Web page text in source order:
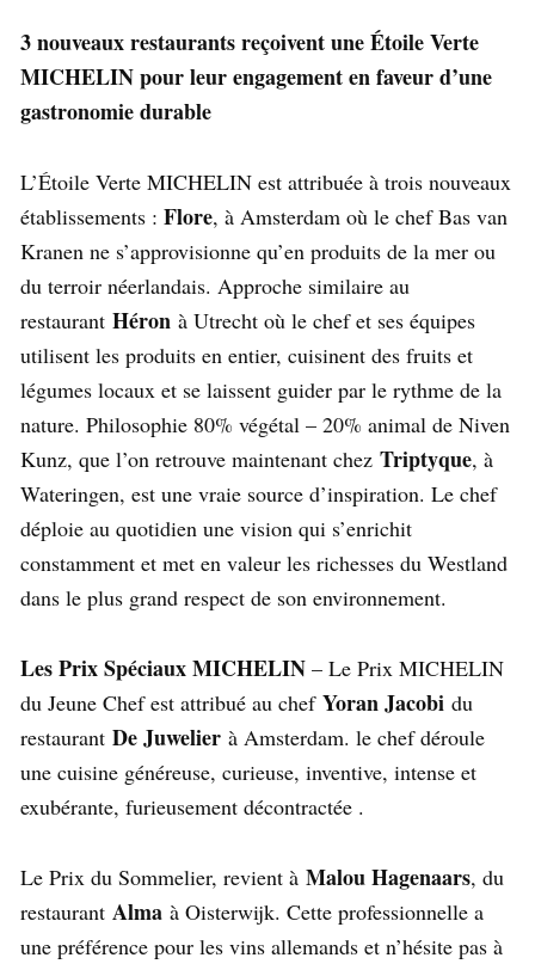
3 nouveaux restaurants reçoivent une Étoile Verte
MICHELIN pour leur engagement en faveur d’une
gastronomie durable
L’Étoile Verte MICHELIN est attribuée à trois nouveaux
établissements : Flore, à Amsterdam où le chef Bas van
Kranen ne s’approvisionne qu’en produits de la mer ou
du terroir néerlandais. Approche similaire au
restaurant Héron à Utrecht où le chef et ses équipes
utilisent les produits en entier, cuisinent des fruits et
légumes locaux et se laissent guider par le rythme de la
nature. Philosophie 80% végétal – 20% animal de Niven
Kunz, que l’on retrouve maintenant chez Triptyque, à
Wateringen, est une vraie source d’inspiration. Le chef
déploie au quotidien une vision qui s’enrichit
constamment et met en valeur les richesses du Westland
dans le plus grand respect de son environnement.
Les Prix Spéciaux MICHELIN – Le Prix MICHELIN
du Jeune Chef est attribué au chef Yoran Jacobi du
restaurant De Juwelier à Amsterdam. le chef déroule
une cuisine généreuse, curieuse, inventive, intense et
exubérante, furieusement décontractée .
Le Prix du Sommelier, revient à Malou Hagenaars, du
restaurant Alma à Oisterwijk. Cette professionnelle a
une préférence pour les vins allemands et n’hésite pas à